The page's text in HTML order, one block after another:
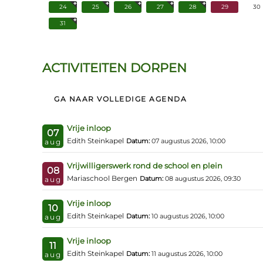
24 25 26 27 28 29 30
31
ACTIVITEITEN DORPEN
GA NAAR VOLLEDIGE AGENDA
07
aug
Vrije inloop
Edith Steinkapel Datum: 07 augustus 2026, 10:00
08
aug
Vrijwilligerswerk rond de school en plein
Mariaschool Bergen Datum: 08 augustus 2026, 09:30
10
aug
Vrije inloop
Edith Steinkapel Datum: 10 augustus 2026, 10:00
11
aug
Vrije inloop
Edith Steinkapel Datum: 11 augustus 2026, 10:00